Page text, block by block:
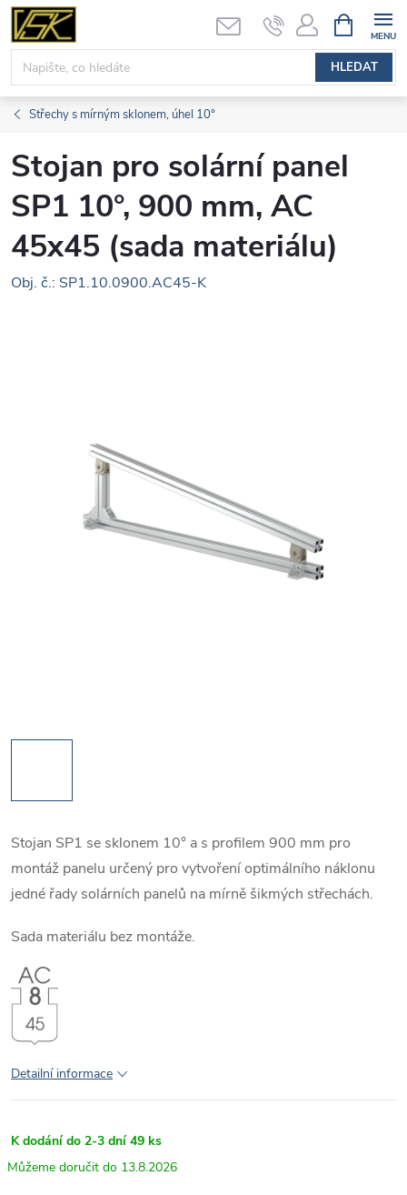
Přejít
obsah
HLEDAT
NÁKUPNÍ
KOŠÍK
Střechy s mírným sklonem, úhel 10°
Stojan pro solární panel
SP1 10°, 900 mm, AC
45x45 (sada materiálu)
Obj. č.: SP1.10.0900.AC45-K
Stojan SP1 se sklonem 10° a s profilem 900 mm pro
montáž panelu určený pro vytvoření optimálního náklonu
jedné řady solárních panelů na mírně šikmých střechách.
Sada materiálu bez montáže.
Detailní informace
K dodání do 2-3 dní 49 ks
13.8.2026